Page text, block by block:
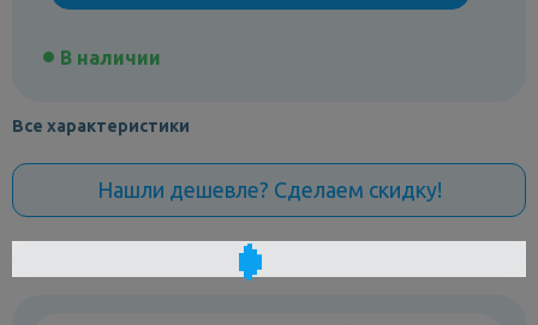
В наличии
Все характеристики
Нашли дешевле? Сделаем скидку!